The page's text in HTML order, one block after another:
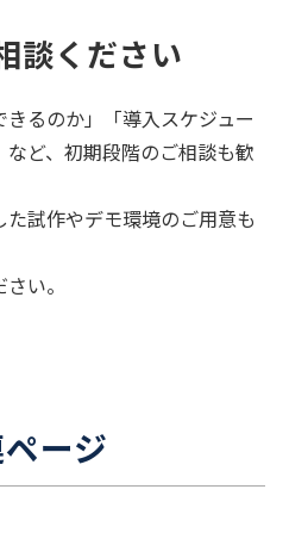
談ください
きるのか」「導入スケジュー
ど、初期段階のご相談も歓
試作やデモ環境のご用意も
い。
ージ